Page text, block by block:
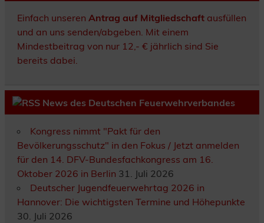
Einfach unseren Antrag auf Mitgliedschaftausfüllen
und an uns senden/abgeben. Mit einem
Mindestbeitrag von nur 12,- € jährlich sind Sie
bereits dabei.
News des Deutschen Feuerwehrverbandes
Kongress nimmt "Pakt für den
Bevölkerungsschutz" in den Fokus / Jetzt anmelden
für den 14. DFV-Bundesfachkongress am 16.
Oktober 2026 in Berlin 31. Juli 2026
Deutscher Jugendfeuerwehrtag 2026 in
Hannover: Die wichtigsten Termine und Höhepunkte
30. Juli 2026